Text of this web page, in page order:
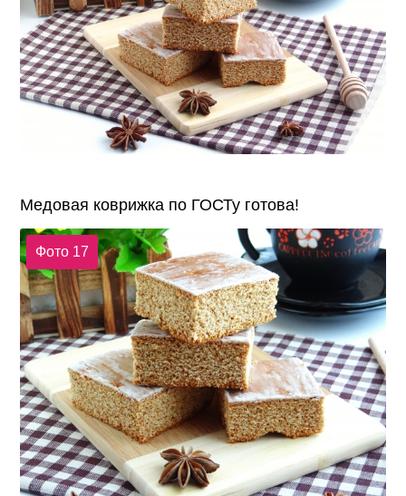
Медовая коврижка по ГОСТу готова!
Фото 17